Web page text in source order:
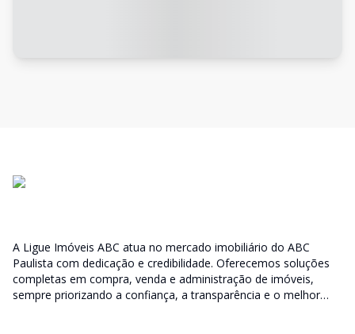
A Ligue Imóveis ABC atua no mercado imobiliário do ABC
Paulista com dedicação e credibilidade. Oferecemos soluções
completas em compra, venda e administração de imóveis,
sempre priorizando a confiança, a transparência e o melhor